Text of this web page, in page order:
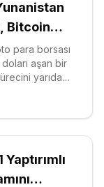
Bitcoin
para borsası
aşan bir
yarıda